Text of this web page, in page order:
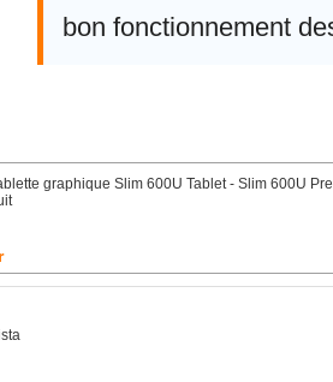
bon fonctionnement
graphique Slim 600U Tablet - Slim 600U